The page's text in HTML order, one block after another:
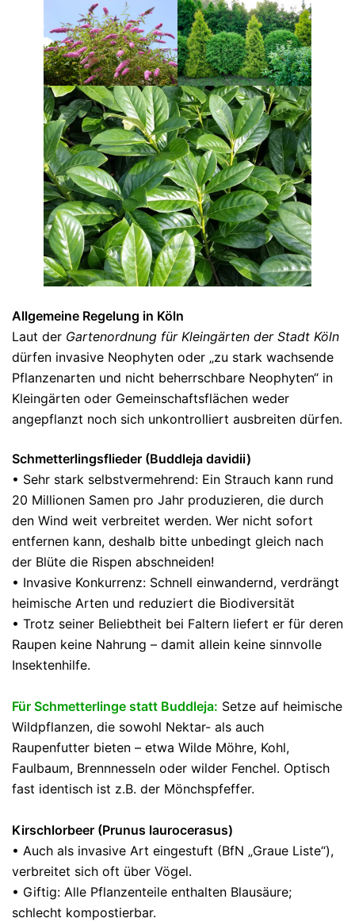
Allgemeine Regelung in Köln
Laut der Gartenordnung für Kleingärten der Stadt Köln
dürfen invasive Neophyten oder „zu stark wachsende
Pflanzenarten und nicht beherrschbare Neophyten“ in
Kleingärten oder Gemeinschaftsflächen weder
angepflanzt noch sich unkontrolliert ausbreiten dürfen.
Schmetterlingsflieder (Buddleja davidii)
• Sehr stark selbstvermehrend: Ein Strauch kann rund
20 Millionen Samen pro Jahr produzieren, die durch
den Wind weit verbreitet werden. Wer nicht sofort
entfernen kann, deshalb bitte unbedingt gleich nach
der Blüte die Rispen abschneiden!
• Invasive Konkurrenz: Schnell einwandernd, verdrängt
heimische Arten und reduziert die Biodiversität
• Trotz seiner Beliebtheit bei Faltern liefert er für deren
Raupen keine Nahrung – damit allein keine sinnvolle
Insektenhilfe.
Für Schmetterlinge statt Buddleja: Setze auf heimische
Wildpflanzen, die sowohl Nektar- als auch
Raupenfutter bieten – etwa Wilde Möhre, Kohl,
Faulbaum, Brennnesseln oder wilder Fenchel. Optisch
fast identisch ist z.B. der Mönchspfeffer.
Kirschlorbeer (Prunus laurocerasus)
• Auch als invasive Art eingestuft (BfN „Graue Liste“),
verbreitet sich oft über Vögel.
• Giftig: Alle Pflanzenteile enthalten Blausäure;
schlecht kompostierbar.